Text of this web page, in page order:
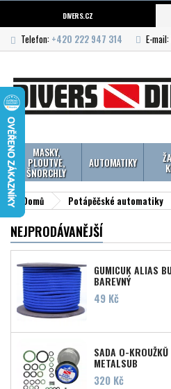
DIVERS.CZ
Telefon: +420 222 947 314 E-mail:
MASKY,
PLOUTVE,
ŠNORCHLY
AUTOMATIKY
Domů Potápěčské automatiky
NEJPRODÁVANĚJŠÍ
GUMICUK ALIAS
BAREVNÝ
Cena
49 Kč
SADA O-
METALSUB
Cena
320 Kč